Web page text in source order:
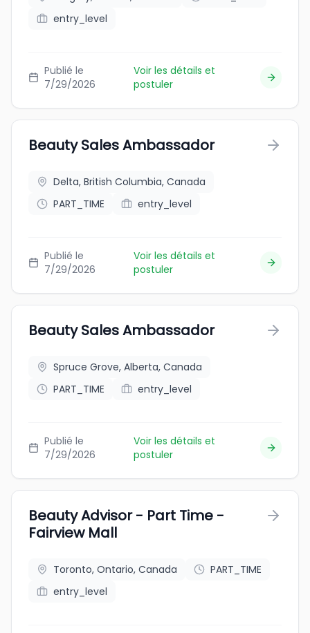
entry_level
Publié le
7/29/2026
Voir les détails et
postuler
Beauty Sales Ambassador
Delta, British Columbia, Canada
PART_TIME
entry_level
Publié le
7/29/2026
Voir les détails et
postuler
Beauty Sales Ambassador
Spruce Grove, Alberta, Canada
PART_TIME
entry_level
Publié le
7/29/2026
Voir les détails et
postuler
Beauty Advisor - Part Time -
Fairview Mall
Toronto, Ontario, Canada
PART_TIME
entry_level